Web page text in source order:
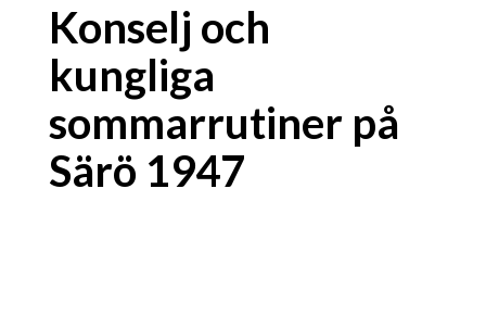
Konselj och
kungliga
sommarrutiner på
Särö 1947